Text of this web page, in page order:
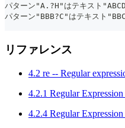
パターン"A.?H"はテキスト
パターン"BBB?C"はテキスト
リファレンス
4.2 re -- Regular
4.2.1 Regular
4.2.4 Regular